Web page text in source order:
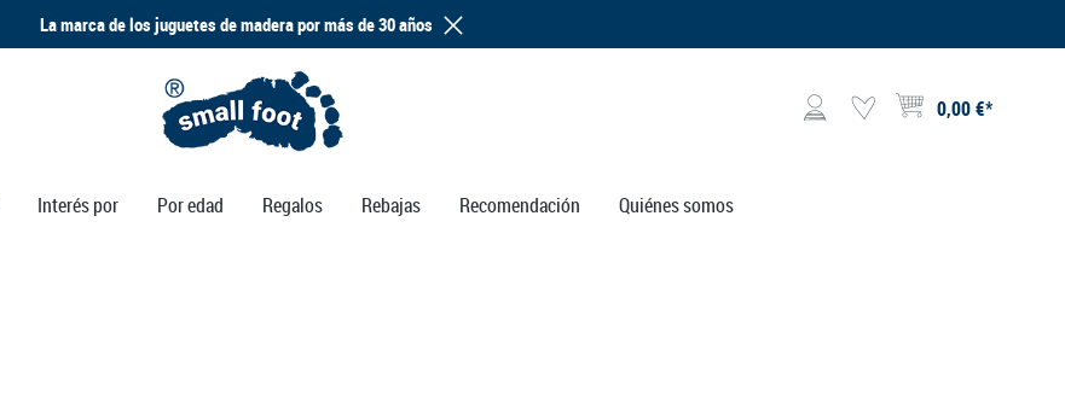
La marca de los juguetes de madera por más de 30 años
0,00 €*
El carrito de compras
Interés por Por edad Regalos Rebajas Recomendación Quiénes somos